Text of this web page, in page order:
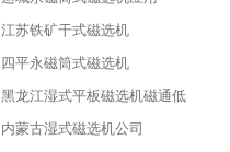
江苏铁矿干式磁选机
四平永磁筒式磁选机
黑龙江湿式平板磁选机磁通低
内蒙古湿式磁选机公司